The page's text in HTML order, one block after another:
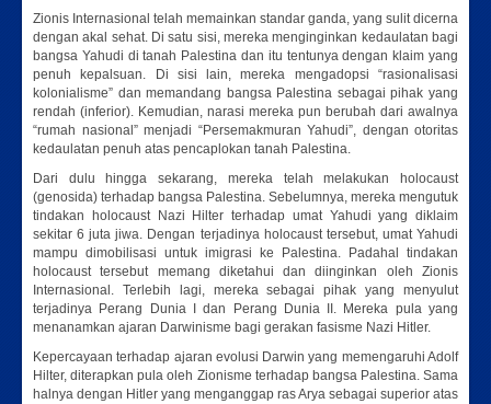
Zionis Internasional telah memainkan standar ganda, yang sulit dicerna
dengan akal sehat. Di satu sisi, mereka menginginkan kedaulatan bagi
bangsa Yahudi di tanah Palestina dan itu tentunya dengan klaim yang
penuh kepalsuan. Di sisi lain, mereka mengadopsi “rasionalisasi
kolonialisme” dan memandang bangsa Palestina sebagai pihak yang
rendah (inferior). Kemudian, narasi mereka pun berubah dari awalnya
“rumah nasional” menjadi “Persemakmuran Yahudi”, dengan otoritas
kedaulatan penuh atas pencaplokan tanah Palestina.
Dari dulu hingga sekarang, mereka telah melakukan holocaust
(genosida) terhadap bangsa Palestina. Sebelumnya, mereka mengutuk
tindakan holocaust Nazi Hilter terhadap umat Yahudi yang diklaim
sekitar 6 juta jiwa. Dengan terjadinya holocaust tersebut, umat Yahudi
mampu dimobilisasi untuk imigrasi ke Palestina. Padahal tindakan
holocaust tersebut memang diketahui dan diinginkan oleh Zionis
Internasional. Terlebih lagi, mereka sebagai pihak yang menyulut
terjadinya Perang Dunia I dan Perang Dunia II. Mereka pula yang
menanamkan ajaran Darwinisme bagi gerakan fasisme Nazi Hitler.
Kepercayaan terhadap ajaran evolusi Darwin yang memengaruhi Adolf
Hilter, diterapkan pula oleh Zionisme terhadap bangsa Palestina. Sama
halnya dengan Hitler yang menganggap ras Arya sebagai superior atas